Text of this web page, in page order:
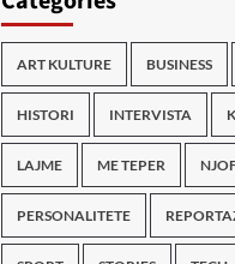
ART KULTURE BUSINESS
HISTORI INTERVISTA
LAJME ME TEPER
PERSONALITETE